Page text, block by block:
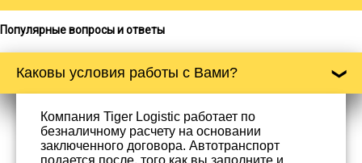
Популярные вопросы и ответы
Каковы условия работы с Вами?
Компания Tiger Logistic работает по
безналичному расчету на основании
заключенного договора. Автотранспорт
подается после, того как вы заполните и